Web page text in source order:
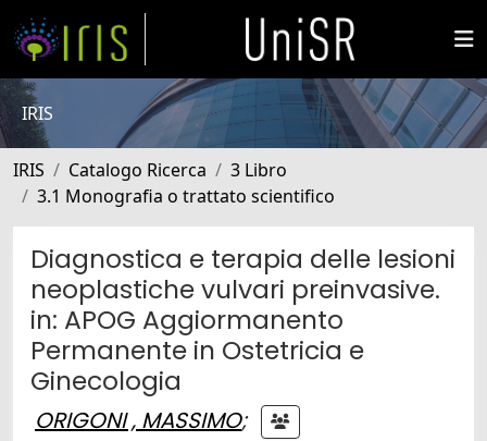
IRIS
IRIS Catalogo Ricerca
3 Libro
3.1 Monografia o trattato scientifico
Diagnostica e terapia delle lesioni
neoplastiche vulvari preinvasive.
in: APOG Aggiormanento
Permanente in Ostetricia e
Ginecologia
ORIGONI , MASSIMO;